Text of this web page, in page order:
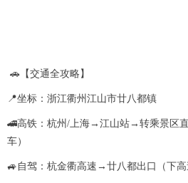
🚗【交通全攻略】
📍坐标：浙江衢州江山市廿八都镇
🚄高铁：杭州/上海→江山站→转乘景区直
车）
🚙自驾：杭金衢高速→廿八都出口（下